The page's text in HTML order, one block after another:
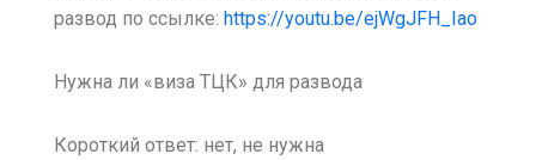
развод по ссылке: https://youtu.be/ejWgJFH_Iao
Нужна ли «виза ТЦК» для развода
Короткий ответ: нет, не нужна